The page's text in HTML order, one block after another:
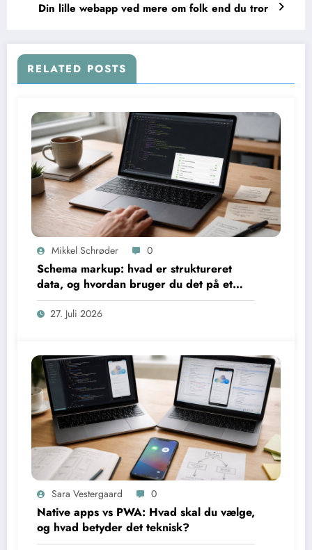
Din lille webapp ved mere om folk end du tror
RELATED POSTS
Mikkel Schrøder 0
Schema markup: hvad er struktureret
data, og hvordan bruger du det på et
website?
27. Juli 2026
Sara Vestergaard 0
Native apps vs PWA: Hvad skal du vælge,
og hvad betyder det teknisk?